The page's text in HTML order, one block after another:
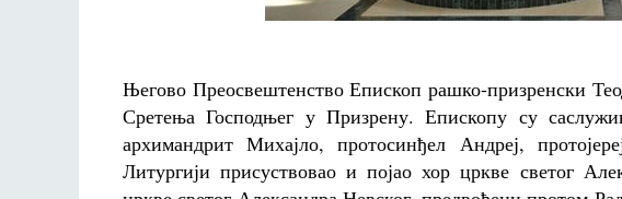
Његово Преосвештенство Епископ рашко-призренски
Сретења Господњег у Призрену. Епископу су
архимандрит Михајло, протосинђел Андреј,
Литургији присуствовао и појао хор цркве светог